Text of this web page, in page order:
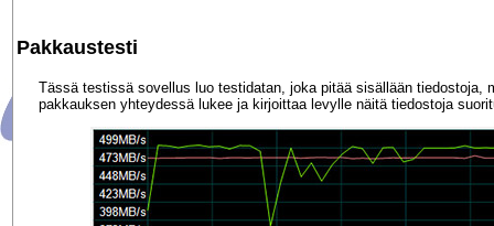
Pakkaustesti
Tässä testissä sovellus luo testidatan, joka pitää sisällään tiedostoja,
pakkauksen yhteydessä lukee ja kirjoittaa levylle näitä tiedostoja